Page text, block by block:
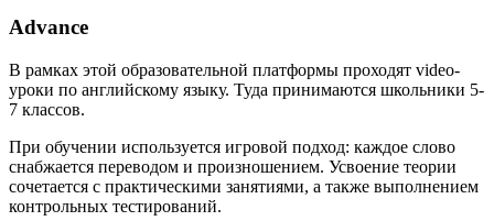
Advance
В рамках этой образовательной платформы проходят video-
уроки по английскому языку. Туда принимаются школьники 5-
7 классов.
При обучении используется игровой подход: каждое слово
снабжается переводом и произношением. Усвоение теории
сочетается с практическими занятиями, а также выполнением
контрольных тестирований.